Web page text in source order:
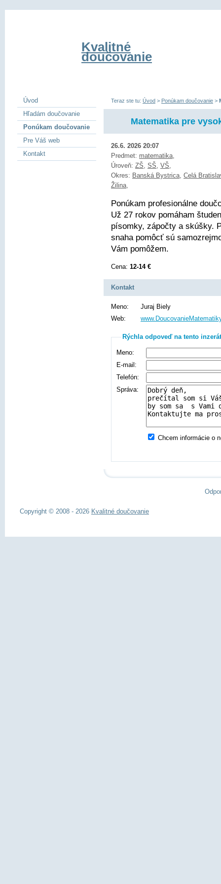
Kvalitné
doučovanie
Teraz ste tu: Úvod > Ponúkam doučovanie >
Matematika pre
26.6. 2026 20:07
Predmet: matematika,
Úroveň: ZŠ, SŠ, VŠ,
Okres: Banská Bystrica, Celá
Žilina,
Ponúkam profesionálne
Už 27 rokov pomáham
písomky, zápočty a skúšky.
snaha pomôcť sú
Vám pomôžem.
Cena: 12-14 €
Kontakt
Meno:
Juraj Biely
Web:
Rýchla odpoveď na tento inzerát
Meno:
E-mail:
Telefón:
Správa:
Chcem informácie o
Úvod
Hľadám doučovanie
Ponúkam doučovanie
Pre Váš web
Kontakt
Copyright © 2008 - 2026 Kvalitné doučovanie